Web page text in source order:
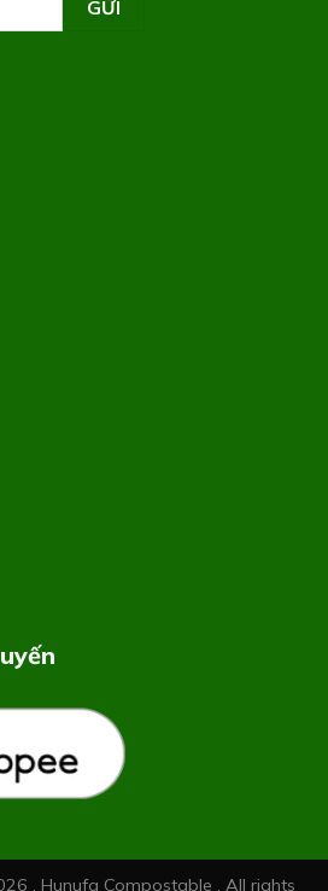
, Hunufa Compostable . All rights